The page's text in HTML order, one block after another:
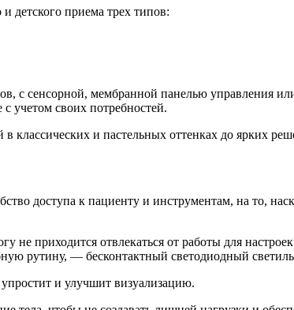
детского приема трех типов:
с сенсорной, мембранной панелью управления
учетом своих потребностей.
и пастельных оттенках до ярких
доступа к пациенту и инструментам, на то,
приходится отвлекаться от работы для
рутину, — бесконтактный светодиодный
и улучшит визуализацию.